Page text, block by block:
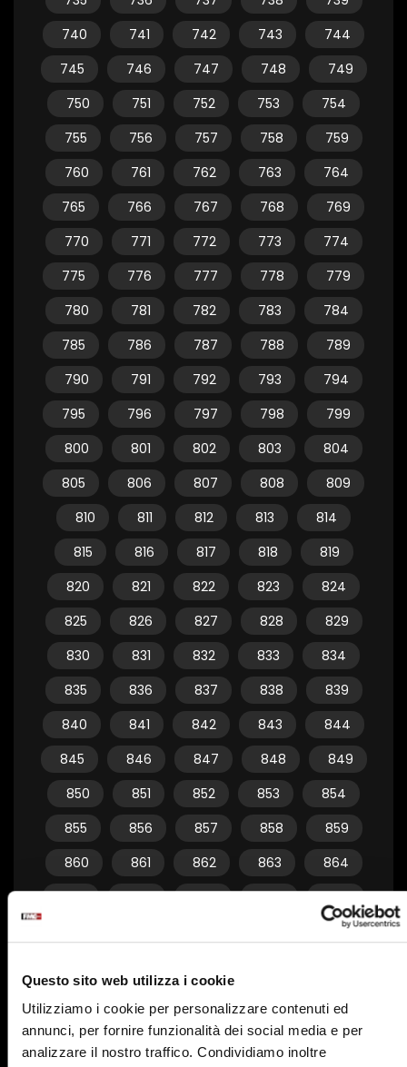
Questo sito web utilizza i cookie
Utilizziamo i cookie per personalizzare contenuti ed
annunci, per fornire funzionalità dei social media e per
analizzare il nostro traffico. Condividiamo inoltre
740
741 742 743
744
745
746 747 748
749
750
751 752 753
754
755
756 757 758
759
760
761 762 763
764
765
766 767 768
769
770
771 772 773
774
775
776 777 778
779
780
781 782 783
784
785
786 787 788
789
790
791 792 793
794
795
796 797 798
799
800
801 802 803
804
805
806 807 808
809
810
811 812 813
814
815
816 817 818
819
820
821 822 823
824
825
826 827 828
829
830
831 832 833
834
835
836 837 838
839
840
841 842 843
844
845
846 847 848
849
850
851 852 853
854
855
856 857 858
859
860
861 862 863
864
865
866 867 868
869
874
881
884
885
886 887 888
889